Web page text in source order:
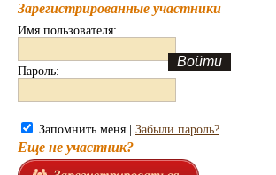
Зарегистрированные участники
Имя пользователя:
Пароль:
Запомнить меня | Забыли пароль?
Еще не участник?